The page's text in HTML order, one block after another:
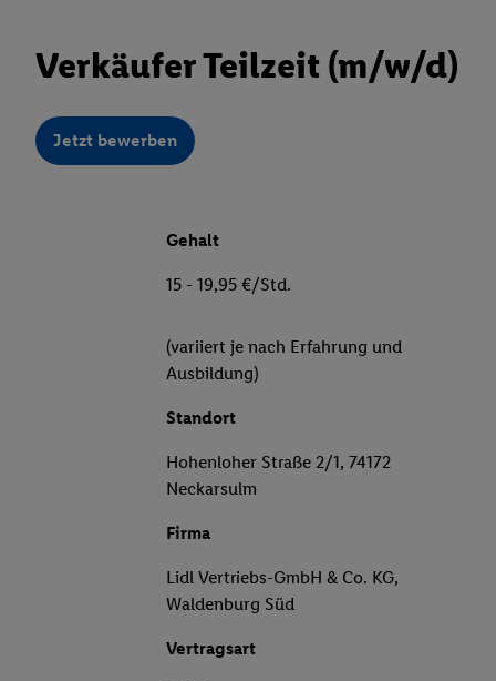
Verkäufer Teilzeit (m/w/d)
Jetzt bewerben
Gehalt
15 - 19,95 €/Std.
(variiert je nach Erfahrung und
Ausbildung)
Standort
Hohenloher Straße 2/1, 74172
Neckarsulm
Firma
Lidl Vertriebs-GmbH & Co. KG,
Waldenburg Süd
Vertragsart